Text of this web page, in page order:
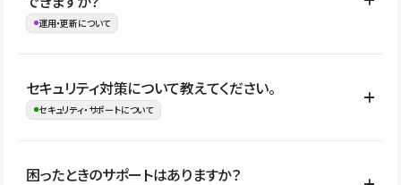
ージをご覧ください。
運用・更新について
はい。CMSやコンポーネントを活用して更新範囲を設計しておく
ことで、デザインを崩しにくい状態で運用できます。 さらにコン
ながらレイアウトに影響を与えずに更新作業を進めやすくなりま
セキュリティ対策について教えてください。
セキュリティ・サポートについて
Studioでは、公開サイトやサービスを安全に利用できるよう、通信
困ったときのサポートはありますか？